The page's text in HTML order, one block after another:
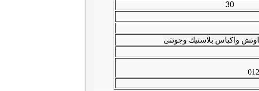
30
تاوتش واكياس بلاستيك وجونتى